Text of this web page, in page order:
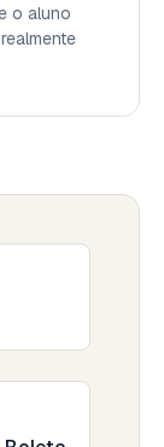
o aluno